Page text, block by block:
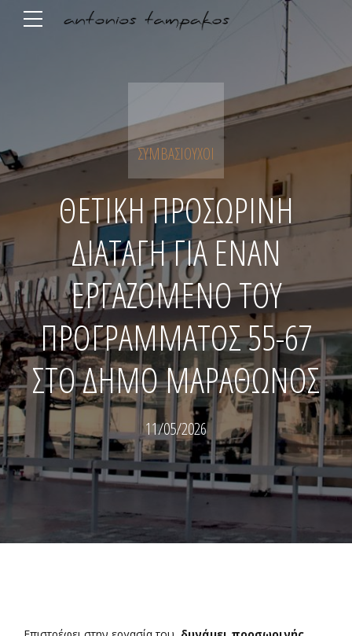
ΣΥΜΒΑΣΙΟΎΧΟΙ
ΘΕΤΙΚΗ ΠΡΟΣΩΡΙΝΗ
ΔΙΑΤΑΓΗ ΓΙΑ ΕΝΑΝ
ΕΡΓΑΖΟΜΕΝΟ ΤΟΥ
ΠΡΟΓΡΑΜΜΑΤΟΣ 55-67
ΣΤΟ ΔΗΜΟ ΜΑΡΑΘΩΝΟΣ
11/05/2026